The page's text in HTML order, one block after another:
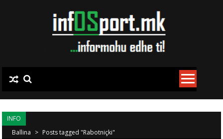
INFO
Ballina > Posts tagged "Rabotniçki"